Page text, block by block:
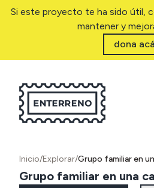
Si este proyecto te ha sido útil,
mantener y
dona acá
Inicio/Explorar/Grupo familiar en
Grupo familiar en una